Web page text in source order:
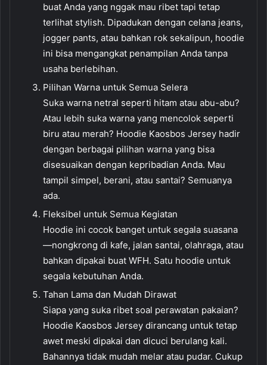
buat Anda yang nggak mau ribet tapi tetap
terlihat stylish. Dipadukan dengan celana jeans,
jogger pants, atau bahkan rok sekalipun, hoodie
ini bisa mengangkat penampilan Anda tanpa
usaha berlebihan.
Pilihan Warna untuk Semua Selera
Suka warna netral seperti hitam atau abu-abu?
Atau lebih suka warna yang mencolok seperti
biru atau merah? Hoodie Kaosbos Jersey hadir
dengan berbagai pilihan warna yang bisa
disesuaikan dengan kepribadian Anda. Mau
tampil simpel, berani, atau santai? Semuanya
ada.
Fleksibel untuk Semua Kegiatan
Hoodie ini cocok banget untuk segala suasana
—nongkrong di kafe, jalan santai, olahraga, atau
bahkan dipakai buat WFH. Satu hoodie untuk
segala kebutuhan Anda.
Tahan Lama dan Mudah Dirawat
Siapa yang suka ribet soal perawatan pakaian?
Hoodie Kaosbos Jersey dirancang untuk tetap
awet meski dipakai dan dicuci berulang kali.
Bahannya tidak mudah melar atau pudar. Cukup